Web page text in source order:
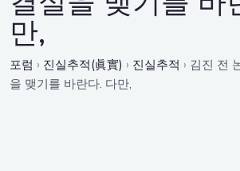
만,
포럼 › 진실추적(眞實) › 진실추적 › 김진 전
을 맺기를 바란다. 다만,